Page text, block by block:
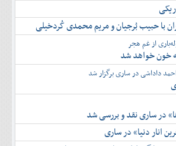
با حبیب بُرجیان و مریم محمدی کُردخیلی
از غم هجر
خون خواهد شد
داداشی در ساری برگزار شد
در ساری نقد و بررسی شد
انار دنیا» در ساری